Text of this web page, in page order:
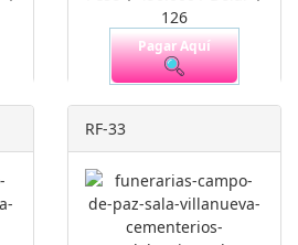
126
Pagar Aquí
RF-33